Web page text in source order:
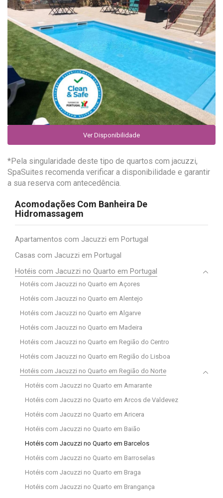
Ver Disponibilidade
*Pela singularidade deste tipo de quartos com jacuzzi,
SpaSuites recomenda verificar a disponibilidade e garantir
a sua reserva com antecedência.
Acomodações Com Banheira De
Hidromassagem
Apartamentos com Jacuzzi em Portugal
Casas com Jacuzzi em Portugal
Hotéis com Jacuzzi no Quarto em Portugal
Hotéis com Jacuzzi no Quarto em Açores
Hotéis com Jacuzzi no Quarto em Alentejo
Hotéis com Jacuzzi no Quarto em Algarve
Hotéis com Jacuzzi no Quarto em Madeira
Hotéis com Jacuzzi no Quarto em Região do Centro
Hotéis com Jacuzzi no Quarto em Região do Lisboa
Hotéis com Jacuzzi no Quarto em Região do Norte
Hotéis com Jacuzzi no Quarto em Amarante
Hotéis com Jacuzzi no Quarto em Arcos de Valdevez
Hotéis com Jacuzzi no Quarto em Aricera
Hotéis com Jacuzzi no Quarto em Baião
Hotéis com Jacuzzi no Quarto em Barcelos
Hotéis com Jacuzzi no Quarto em Barroselas
Hotéis com Jacuzzi no Quarto em Braga
Hotéis com Jacuzzi no Quarto em Brangança